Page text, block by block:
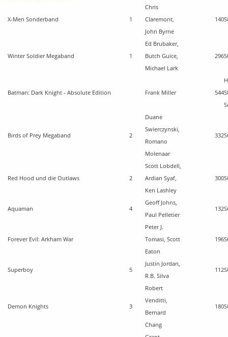
X-Men Sonderband 1
Chris
Claremont,
John Byrne
140
Winter Soldier Megaband 1
Ed Brubaker,
Butch Guice,
Michael Lark
296
Batman: Dark Knight - Absolute Edition Frank Miller 544
Birds of Prey Megaband 2
Duane
Swierczynski,
Romano
Molenaar
332
Red Hood und die Outlaws 2
Scott Lobdell,
Ardian Syaf,
Ken Lashley
300
Aquaman 4
Geoff Johns,
Paul Pelletier
132
Forever Evil: Arkham War
Peter J.
Tomasi, Scott
Eaton
196
Superboy 5
Justin Jordan,
R.B. Silva
112
Demon Knights 3
Robert
Venditti,
Bernard
Chang
180